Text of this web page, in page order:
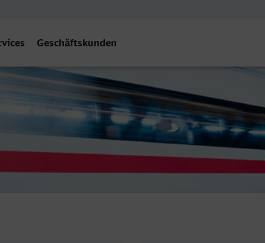
Geschäftskunden